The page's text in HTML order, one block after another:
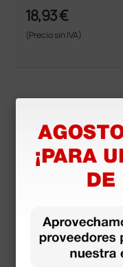
18,93 €
(Precio sin IVA)
Lámpara halógena
eine XHL® Xenon